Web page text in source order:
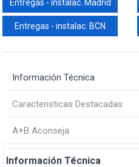
Entregas - instalac. Madrid
Entregas - instalac. BCN
Información Técnica
Caracteristicas Destacadas
A+B Aconseja
Información Técnica